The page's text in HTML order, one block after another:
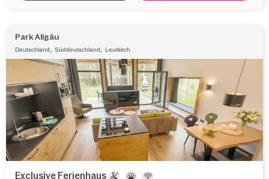
Park Allgäu
Deutschland Süddeutschland Leutkirch
Exclusive Ferienhaus